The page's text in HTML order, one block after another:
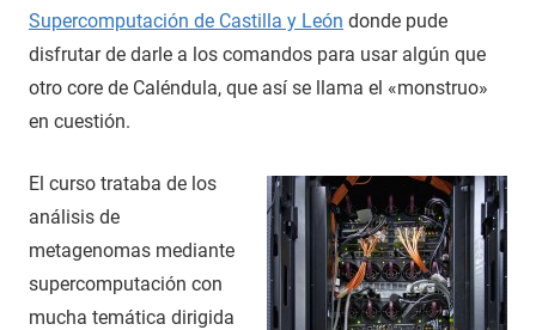
Supercomputación de Castilla y León donde pude
disfrutar de darle a los comandos para usar algún que
otro core de Caléndula, que así se llama el «monstruo»
en cuestión.
El curso trataba de los
análisis de
metagenomas mediante
supercomputación con
mucha temática dirigida